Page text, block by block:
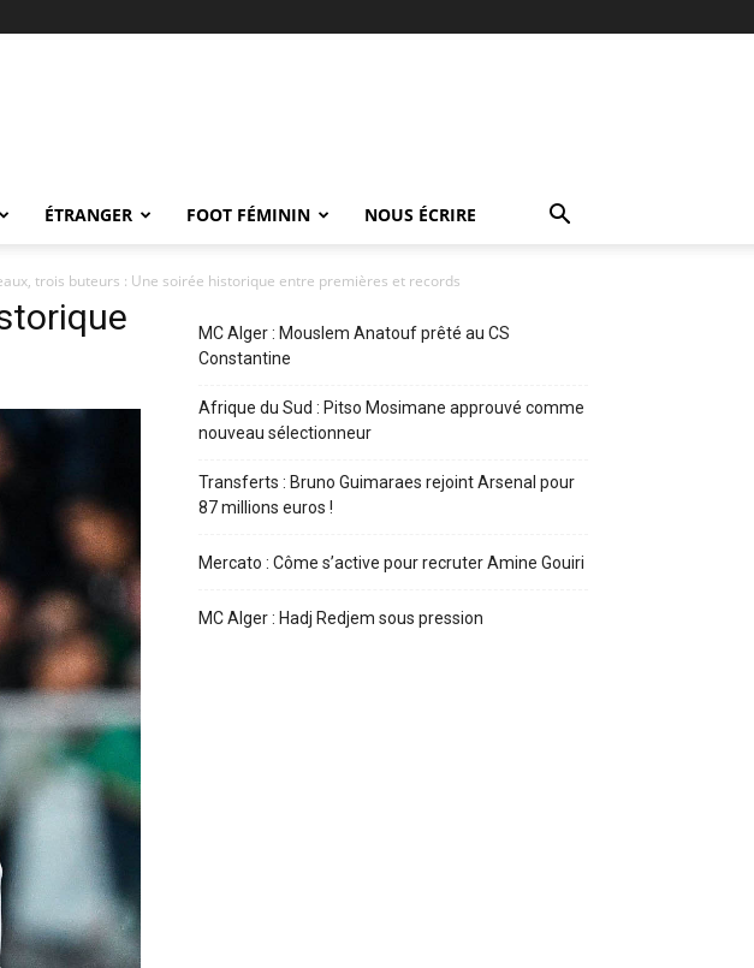
ÉTRANGER FOOT FÉMININ NOUS ÉCRIRE
trois buteurs : Une soirée historique entre premières et records
MC Alger : Mouslem Anatouf prêté au CS
Constantine
Afrique du Sud : Pitso Mosimane approuvé comme
nouveau sélectionneur
Transferts : Bruno Guimaraes rejoint Arsenal pour
87 millions euros !
Mercato : Côme s’active pour recruter Amine Gouiri
MC Alger : Hadj Redjem sous pression